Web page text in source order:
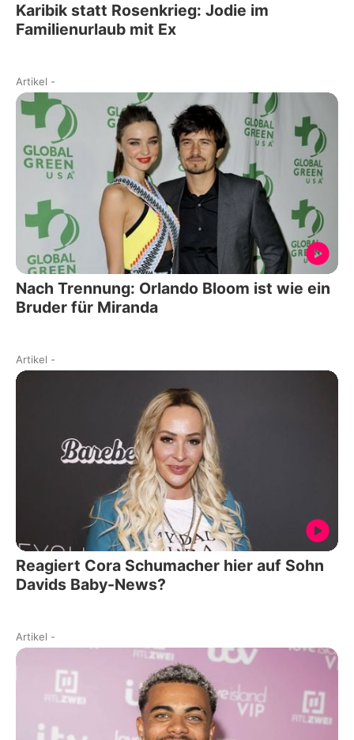
Karibik statt Rosenkrieg: Jodie im
Familienurlaub mit Ex
Artikel -
Nach Trennung: Orlando Bloom ist wie ein
Bruder für Miranda
Artikel -
Reagiert Cora Schumacher hier auf Sohn
Davids Baby-News?
Artikel -